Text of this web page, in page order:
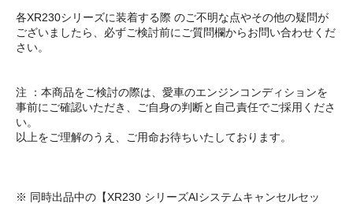
各XR230シリーズに装着する際 のご不明な点やその他の疑問が
ございましたら、必ずご検討前にご質問欄からお問い合わせくだ
さい。
注 ：本商品をご検討の際は、愛車のエンジンコンディションを
事前にご確認いただき、ご自身の判断と自己責任でご採用くださ
い。
以上をご理解のうえ、ご用命お待ちいたしております。
※ 同時出品中の【XR230 シリーズAIシステムキャンセルセッ